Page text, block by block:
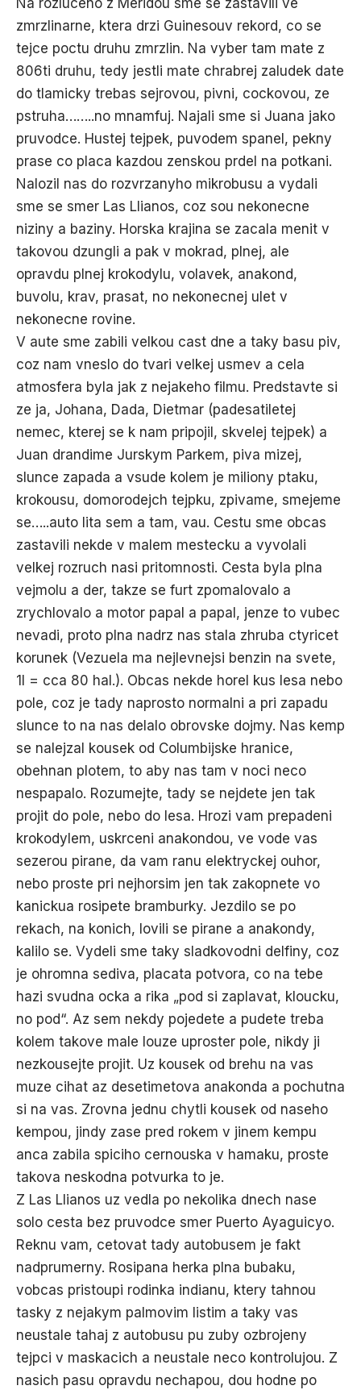
Na rozluceno z Meridou sme se zastavili ve
zmrzlinarne, ktera drzi Guinesouv rekord, co se
tejce poctu druhu zmrzlin. Na vyber tam mate z
806ti druhu, tedy jestli mate chrabrej zaludek date
do tlamicky trebas sejrovou, pivni, cockovou, ze
pstruha……..no mnamfuj. Najali sme si Juana jako
pruvodce. Hustej tejpek, puvodem spanel, pekny
prase co placa kazdou zenskou prdel na potkani.
Nalozil nas do rozvrzanyho mikrobusu a vydali
sme se smer Las Llianos, coz sou nekonecne
niziny a baziny. Horska krajina se zacala menit v
takovou dzungli a pak v mokrad, plnej, ale
opravdu plnej krokodylu, volavek, anakond,
buvolu, krav, prasat, no nekonecnej ulet v
nekonecne rovine.
V aute sme zabili velkou cast dne a taky basu piv,
coz nam vneslo do tvari velkej usmev a cela
atmosfera byla jak z nejakeho filmu. Predstavte si
ze ja, Johana, Dada, Dietmar (padesatiletej
nemec, kterej se k nam pripojil, skvelej tejpek) a
Juan drandime Jurskym Parkem, piva mizej,
slunce zapada a vsude kolem je miliony ptaku,
krokousu, domorodejch tejpku, zpivame, smejeme
se…..auto lita sem a tam, vau. Cestu sme obcas
zastavili nekde v malem mestecku a vyvolali
velkej rozruch nasi pritomnosti. Cesta byla plna
vejmolu a der, takze se furt zpomalovalo a
zrychlovalo a motor papal a papal, jenze to vubec
nevadi, proto plna nadrz nas stala zhruba ctyricet
korunek (Vezuela ma nejlevnejsi benzin na svete,
1l = cca 80 hal.). Obcas nekde horel kus lesa nebo
pole, coz je tady naprosto normalni a pri zapadu
slunce to na nas delalo obrovske dojmy. Nas kemp
se nalejzal kousek od Columbijske hranice,
obehnan plotem, to aby nas tam v noci neco
nespapalo. Rozumejte, tady se nejdete jen tak
projit do pole, nebo do lesa. Hrozi vam prepadeni
krokodylem, uskrceni anakondou, ve vode vas
sezerou pirane, da vam ranu elektryckej ouhor,
nebo proste pri nejhorsim jen tak zakopnete vo
kanickua rosipete bramburky. Jezdilo se po
rekach, na konich, lovili se pirane a anakondy,
kalilo se. Vydeli sme taky sladkovodni delfiny, coz
je ohromna sediva, placata potvora, co na tebe
hazi svudna ocka a rika „pod si zaplavat, kloucku,
no pod“. Az sem nekdy pojedete a pudete treba
kolem takove male louze uproster pole, nikdy ji
nezkousejte projit. Uz kousek od brehu na vas
muze cihat az desetimetova anakonda a pochutna
si na vas. Zrovna jednu chytli kousek od naseho
kempou, jindy zase pred rokem v jinem kempu
anca zabila spiciho cernouska v hamaku, proste
takova neskodna potvurka to je.
Z Las Llianos uz vedla po nekolika dnech nase
solo cesta bez pruvodce smer Puerto Ayaguicyo.
Reknu vam, cetovat tady autobusem je fakt
nadprumerny. Rosipana herka plna bubaku,
vobcas pristoupi rodinka indianu, ktery tahnou
tasky z nejakym palmovim listim a taky vas
neustale tahaj z autobusu pu zuby ozbrojeny
tejpci v maskacich a neustale neco kontrolujou. Z
nasich pasu opravdu nechapou, dou hodne po